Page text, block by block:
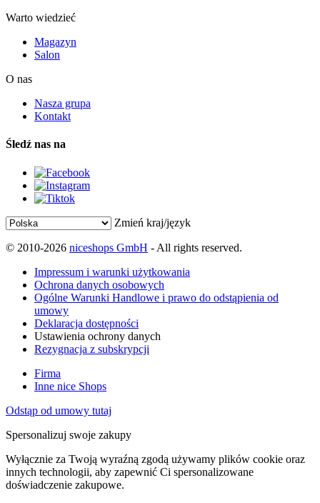
Warto wiedzieć
Magazyn
Salon
O nas
Nasza grupa
Kontakt
Śledź nas na
Zmień kraj/język
© 2010-2026 niceshops GmbH - All rights reserved.
Impressum i warunki użytkowania
Ochrona danych osobowych
Ogólne Warunki Handlowe i prawo do odstąpienia od
umowy
Deklaracja dostępności
Ustawienia ochrony danych
Rezygnacja z subskrypcji
Firma
Inne nice Shops
Odstąp od umowy tutaj
Spersonalizuj swoje zakupy
Wyłącznie za Twoją wyraźną zgodą używamy plików cookie oraz
innych technologii, aby zapewnić Ci spersonalizowane
doświadczenie zakupowe.